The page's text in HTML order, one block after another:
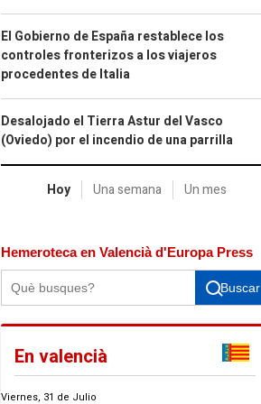
El Gobierno de España restablece los
controles fronterizos a los viajeros
procedentes de Italia
Desalojado el Tierra Astur del Vasco
(Oviedo) por el incendio de una parrilla
Hoy Una semana Un mes
Hemeroteca en Valencià d'Europa Press
Buscar
En valencià
Viernes, 31 de Julio